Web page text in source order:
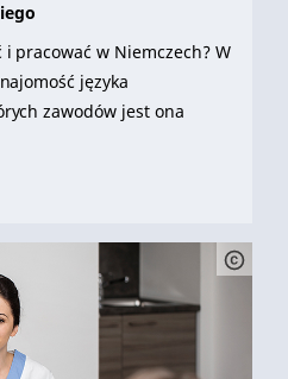
pracować w Niemczech? W
języka
zawodów jest ona